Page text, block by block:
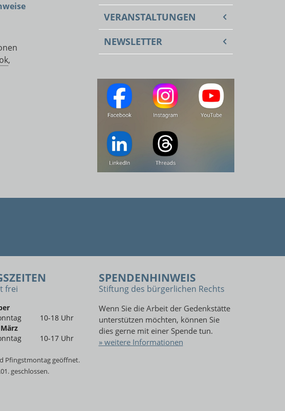
,
VERANSTALTUNGEN
NEWSLETTER
frei
SPENDENHINWEIS
Stiftung des bürgerlichen Rechts
10-18 Uhr
10-17 Uhr
Pfingstmontag geöffnet.
geschlossen.
Wenn Sie die Arbeit der Gedenkstätte
unterstützen möchten, können Sie
dies gerne mit einer Spende tun.
» weitere Informationen